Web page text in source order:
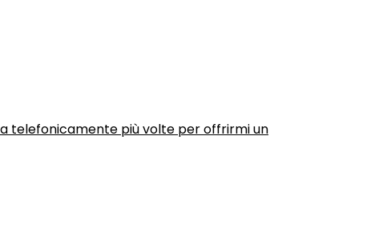
telefonicamente più volte per offrirmi un